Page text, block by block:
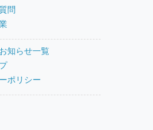
問
知らせ一覧
ポリシー